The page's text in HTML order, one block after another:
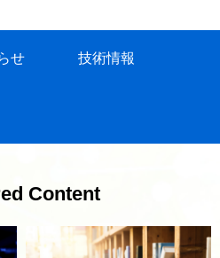
せ 技術情報
Content